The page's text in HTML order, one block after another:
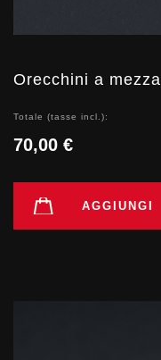
Orecchini a
Totale (tasse incl.):
70,00 €
AGGIUNGI